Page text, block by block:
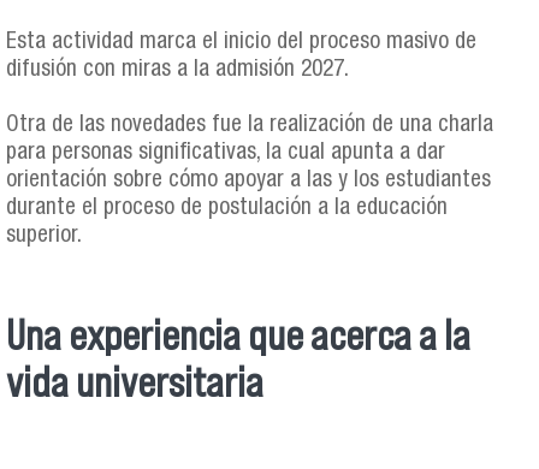
Esta actividad marca el inicio del proceso masivo de
difusión con miras a la admisión 2027.
Otra de las novedades fue la realización de una charla
para personas significativas, la cual apunta a dar
orientación sobre cómo apoyar a las y los estudiantes
durante el proceso de postulación a la educación
superior.
Una experiencia que acerca a la
vida universitaria